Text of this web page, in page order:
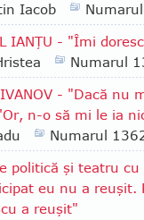
Iacob
IANŢU - "Îmi
Numarul
IVANOV - "Dacă nu
n-o să mi le ia
Numarul
politică şi teatru cu
eu nu a reuşit.
a reuşit"